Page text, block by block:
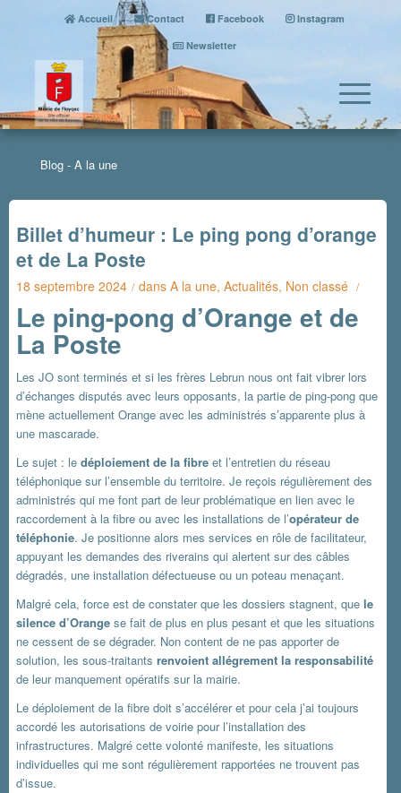
Accueil Contact Facebook
Instagram
Newsletter
Blog - A la une
Billet d’humeur : Le ping pong d’orange
et de La Poste
18 septembre 2024 / dansA la une,Actualités, Non classé /
Le ping-pong d’Orange et de
La Poste
Les JO sont terminés et si les frères Lebrun nous ont fait vibrer lors
d’échanges disputés avec leurs opposants, la partie de ping-pong que
mène actuellement Orange avec les administrés s’apparente plus à
une mascarade.
Le sujet : ledéploiement de la fibre et l’entretien du réseau
téléphonique sur l’ensemble du territoire. Je reçois régulièrement des
administrés qui me font part de leur problématique en lien avec le
raccordement à la fibre ou avec les installations de l’opérateur de
téléphonie. Je positionne alors mes services en rôle de facilitateur,
appuyant les demandes des riverains qui alertent sur des câbles
dégradés, une installation défectueuse ou un poteau menaçant.
Malgré cela, force est de constater que les dossiers stagnent, quele
silence d’Orange se fait de plus en plus pesant et que les situations
ne cessent de se dégrader. Non content de ne pas apporter de
solution, les sous-traitantsrenvoient allégrement la responsabilité
de leur manquement opératifs sur la mairie.
Le déploiement de la fibre doit s’accélérer et pour cela j’ai toujours
accordé les autorisations de voirie pour l’installation des
infrastructures. Malgré cette volonté manifeste, les situations
individuelles qui me sont régulièrement rapportées ne trouvent pas
d’issue.